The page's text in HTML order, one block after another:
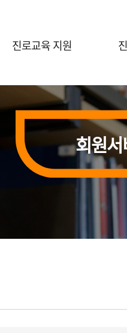
진로교육 지원
진로체험 프로그램 안내
대학연계 진로선택
전공콘서트
행사신청(진로체험)
의학계열 전공탐색
회원